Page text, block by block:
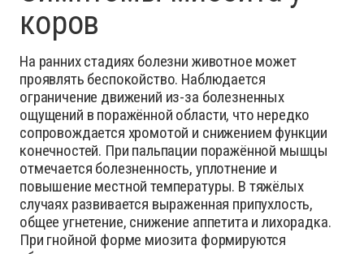
коров
На ранних стадиях болезни животное может
проявлять беспокойство. Наблюдается
ограничение движений из-за болезненных
ощущений в поражённой области, что нередко
сопровождается хромотой и снижением функции
конечностей. При пальпации поражённой мышцы
отмечается болезненность, уплотнение и
повышение местной температуры. В тяжёлых
случаях развивается выраженная припухлость,
общее угнетение, снижение аппетита и лихорадка.
При гнойной форме миозита формируются